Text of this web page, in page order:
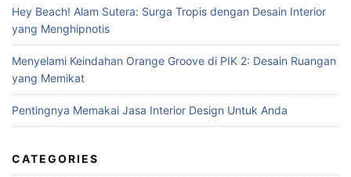
Hey Beach! Alam Sutera: Surga Tropis dengan Desain Interior
yang Menghipnotis
Menyelami Keindahan Orange Groove di PIK 2: Desain Ruangan
yang Memikat
Pentingnya Memakai Jasa Interior Design Untuk Anda
CATEGORIES